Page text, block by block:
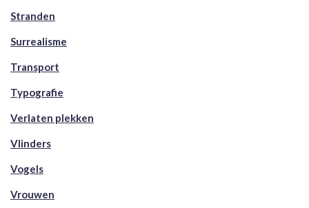
Stranden
Surrealisme
Transport
Typografie
Verlaten plekken
Vlinders
Vogels
Vrouwen